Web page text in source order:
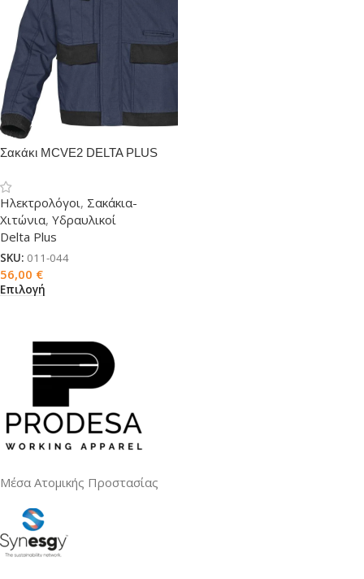
Σακάκι MCVE2 DELTA PLUS
Ηλεκτρολόγοι, Σακάκια-
Χιτώνια, Υδραυλικοί
Delta Plus
SKU: 011-044
56,00 €
Επιλογή
Μέσα Ατομικής Προστασίας